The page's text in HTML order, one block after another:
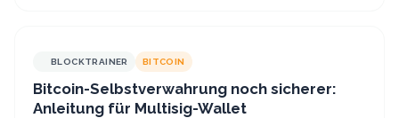
BLOCKTRAINER BITCOIN
Bitcoin-Selbstverwahrung noch sicherer:
Anleitung für Multisig-Wallet